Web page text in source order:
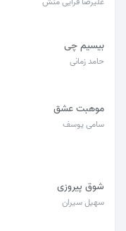
بیسیم چی
حامد زمانی
موهبت عشق
سامی یوسف
شوق پیروزی
سهیل سیران